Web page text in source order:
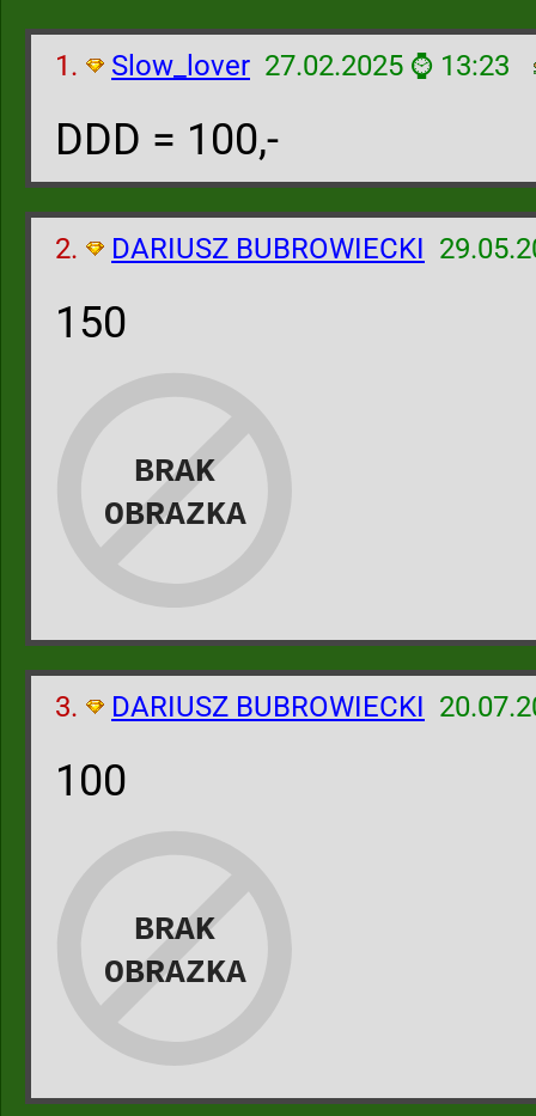
1. Slow_lover 27.02.2025 ⌚ 13:23
DDD = 100,-
2. DARIUSZ BUBROWIECKI
150
3. DARIUSZ BUBROWIECKI
100